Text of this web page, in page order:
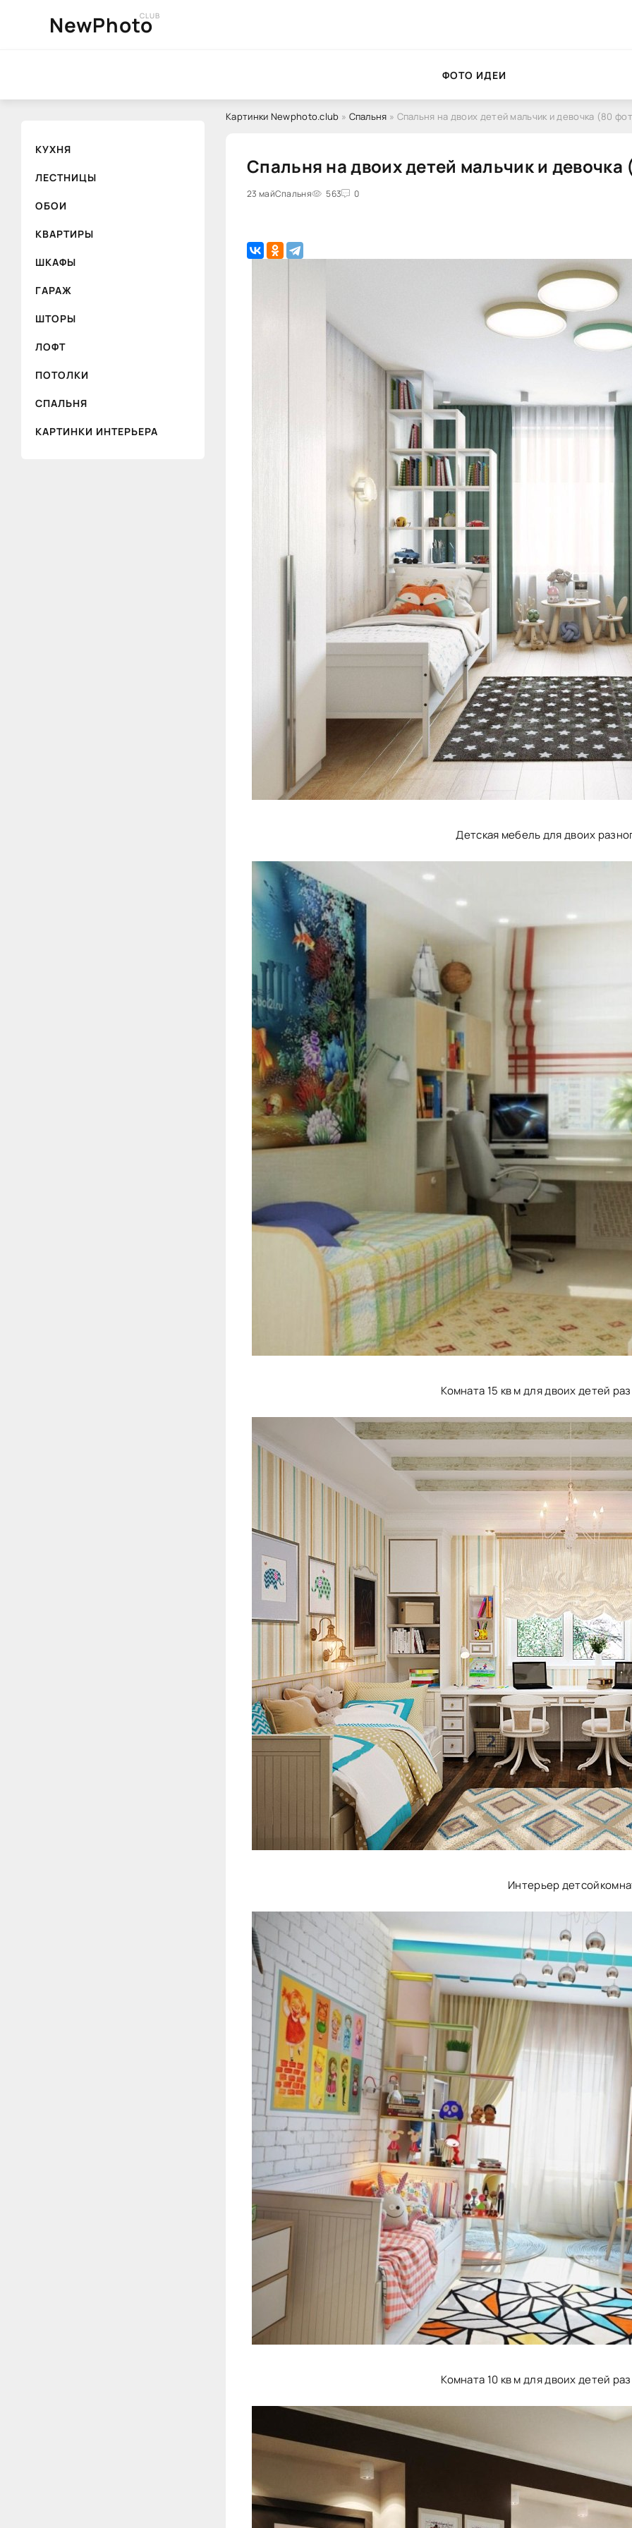
NewPhoto
CLUB
ФОТО ИДЕИ
КУХНЯ
ЛЕСТНИЦЫ
ОБОИ
КВАРТИРЫ
ШКАФЫ
ГАРАЖ
ШТОРЫ
ЛОФТ
ПОТОЛКИ
СПАЛЬНЯ
КАРТИНКИ ИНТЕРЬЕРА
Картинки Newphoto.club » Спальня » Спальня на двоих детей мальчик и девочка (80
Спальня на двоих детей мальчик и
23 майСпальня 563 0
Детская мебель для двоих
Комната 15 кв м для двоих детей
Интерьер
Комната 10 кв м для двоих детей